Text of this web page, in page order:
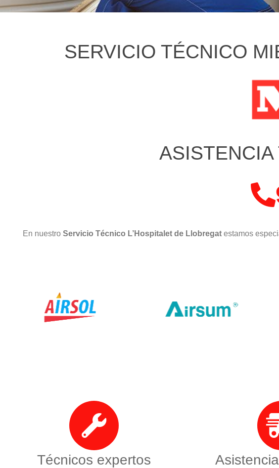
SERVICIO TÉCNICO
ASISTENCIA
En nuestro Servicio Técnico L’Hospitalet de Llobregat estamos
Técnicos expertos